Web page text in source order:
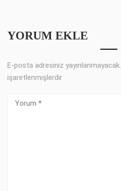
YORUM EKLE
E-posta adresiniz yayınlanmayacak.
işaretlenmişlerdir